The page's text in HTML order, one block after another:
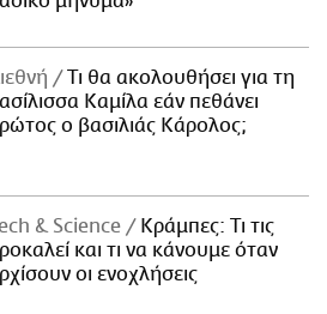
Τι θα ακολουθήσει για τη
Καμίλα εάν πεθάνει
ο βασιλιάς Κάρολος;
& Science
Κράμπες: Τι τις
και τι να κάνουμε όταν
οι ενοχλήσεις